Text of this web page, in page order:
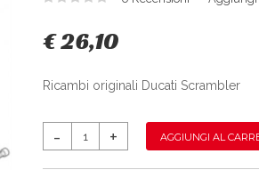
€ 26,10
Ricambi originali Ducati Scrambler
AGGIUNGI AL